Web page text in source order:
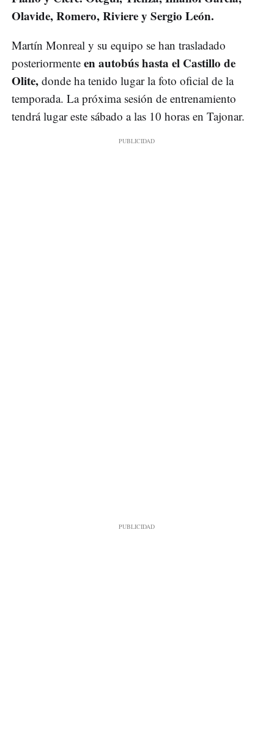
Olavide, Romero, Riviere y Sergio León.
Martín Monreal y su equipo se han trasladado
posteriormente en autobús hasta el Castillo de
Olite, donde ha tenido lugar la foto oficial de la
temporada. La próxima sesión de entrenamiento
tendrá lugar este sábado a las 10 horas en Tajonar.